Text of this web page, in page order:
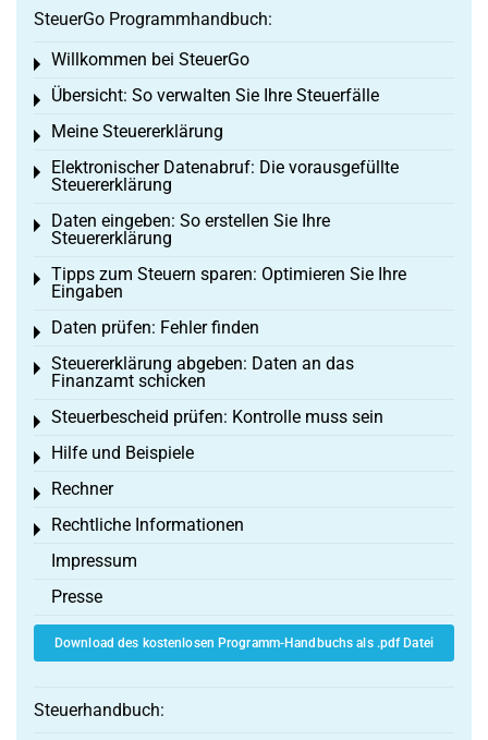
SteuerGo Programmhandbuch:
Willkommen bei SteuerGo
Toggle menu
Übersicht: So verwalten Sie Ihre Steuerfälle
Toggle menu
Meine Steuererklärung
Toggle menu
Elektronischer Datenabruf: Die vorausgefüllte
Steuererklärung
Toggle menu
Daten eingeben: So erstellen Sie Ihre
Steuererklärung
Toggle menu
Tipps zum Steuern sparen: Optimieren Sie Ihre
Eingaben
Toggle menu
Daten prüfen: Fehler finden
Toggle menu
Steuererklärung abgeben: Daten an das
Finanzamt schicken
Toggle menu
Steuerbescheid prüfen: Kontrolle muss sein
Toggle menu
Hilfe und Beispiele
Toggle menu
Rechner
Toggle menu
Rechtliche Informationen
Toggle menu
Impressum
Presse
Download des kostenlosen Programm-Handbuchs als .pdf Datei
Steuerhandbuch: